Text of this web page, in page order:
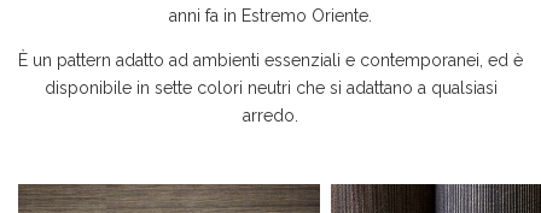
anni fa in Estremo Oriente.
È un pattern adatto ad ambienti essenziali e contemporanei, ed è
disponibile in sette colori neutri che si adattano a qualsiasi
arredo.